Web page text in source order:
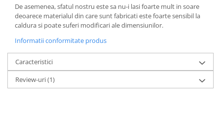
De asemenea, sfatul nostru este sa nu-i lasi foarte mult in soare
deoarece materialul din care sunt fabricati este foarte sensibil la
caldura si poate suferi modificari ale dimensiunilor.
Informatii conformitate produs
Caracteristici
Review-uri(1)